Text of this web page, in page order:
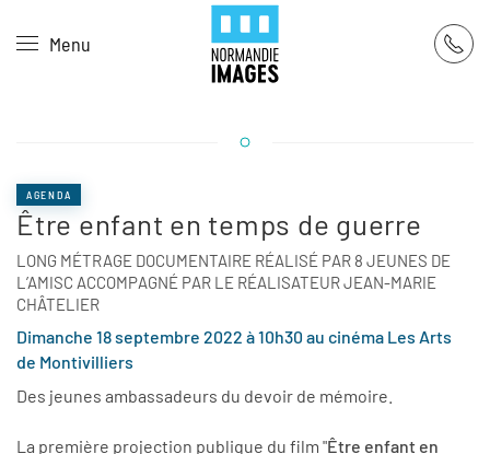
Skip to main content
Menu
AGENDA
Être enfant en temps de guerre
LONG MÉTRAGE DOCUMENTAIRE RÉALISÉ PAR 8 JEUNES DE
L’AMISC ACCOMPAGNÉ PAR LE RÉALISATEUR JEAN-MARIE
CHÂTELIER
Dimanche 18 septembre 2022 à 10h30 au cinéma Les Arts
de Montivilliers
Des jeunes ambassadeurs du devoir de mémoire.
La première projection publique du film "Être enfant en
Panneau de gestion des cookies